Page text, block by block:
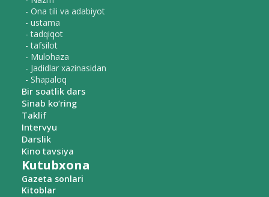
- Ona tili va adabiyot
- ustama
- tadqiqot
- tafsilot
- Mulohaza
- Jadidlar xazinasidan
- Shapaloq
Bir soatlik dars
Sinab ko‘ring
Taklif
Intervyu
Darslik
Kino tavsiya
Kutubxona
Gazeta sonlari
Kitoblar